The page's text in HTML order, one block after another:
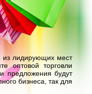
из лидирующих мест
оптовой торговли
предложения будут
бизнеса, так для